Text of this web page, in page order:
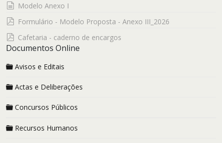
documento
Modelo Anexo I
pdf
Formulário - Modelo Proposta - Anexo III_2026
pdf
Cafetaria - caderno de encargos
Documentos Online
Avisos e Editais
Actas e Deliberações
Concursos Públicos
Recursos Humanos